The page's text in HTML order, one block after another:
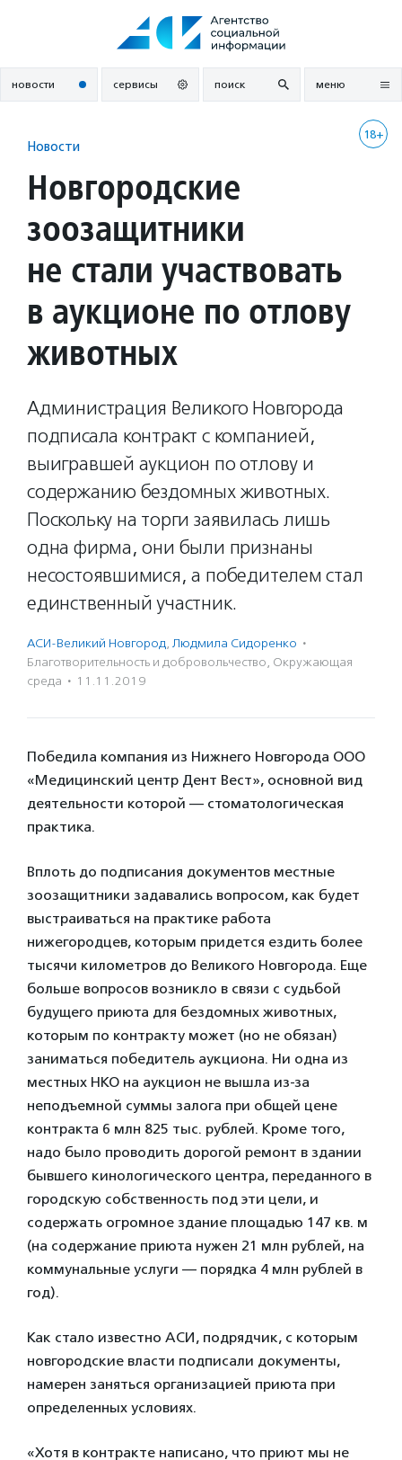
новости сервисы поиск меню
18+
Новости
Новгородские
зоозащитники
не стали участвовать
в аукционе по отлову
животных
Администрация Великого Новгорода
подписала контракт с компанией,
выигравшей аукцион по отлову и
содержанию бездомных животных.
Поскольку на торги заявилась лишь
одна фирма, они были признаны
несостоявшимися, а победителем стал
единственный участник.
АСИ-Великий Новгород, Людмила Сидоренко ·
Благотвори­тель­ность и доброволь­чест­во, Окружающая
среда · 11.11.2019
Победила компания из Нижнего Новгорода ООО
«Медицинский центр Дент Вест», основной вид
деятельности которой — стоматологическая
практика.
Вплоть до подписания документов местные
зоозащитники задавались вопросом, как будет
выстраиваться на практике работа
нижегородцев, которым придется ездить более
тысячи километров до Великого Новгорода. Еще
больше вопросов возникло в связи с судьбой
будущего приюта для бездомных животных,
которым по контракту может (но не обязан)
заниматься победитель аукциона. Ни одна из
местных НКО на аукцион не вышла из-за
неподъемной суммы залога при общей цене
контракта 6 млн 825 тыс. рублей. Кроме того,
надо было проводить дорогой ремонт в здании
бывшего кинологического центра, переданного в
городскую собственность под эти цели, и
содержать огромное здание площадью 147 кв. м
(на содержание приюта нужен 21 млн рублей, на
коммунальные услуги — порядка 4 млн рублей в
год).
Как стало известно АСИ, подрядчик, с которым
новгородские власти подписали документы,
намерен заняться организацией приюта при
определенных условиях.
«Хотя в контракте написано, что приют мы не